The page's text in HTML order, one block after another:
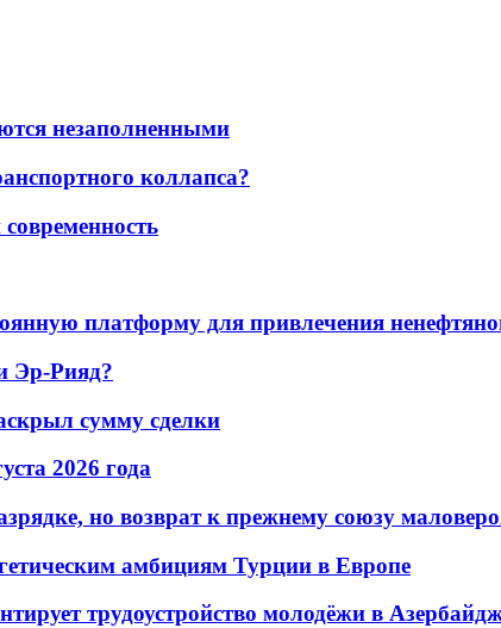
незаполненными
коллапса?
платформу для привлечения
Эр-Рияд?
сумму сделки
2026 года
но возврат к прежнему союзу
амбициям Турции в Европе
трудоустройство молодёжи в